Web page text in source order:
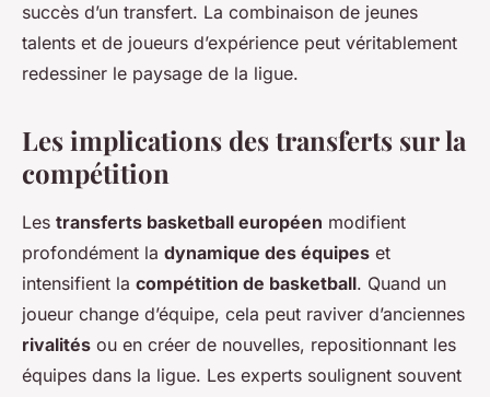
succès d’un transfert. La combinaison de jeunes
talents et de joueurs d’expérience peut véritablement
redessiner le paysage de la ligue.
Les implications des transferts sur la
compétition
Les transferts basketball européen modifient
profondément la dynamique des équipes et
intensifient la compétition de basketball. Quand un
joueur change d’équipe, cela peut raviver d’anciennes
rivalités ou en créer de nouvelles, repositionnant les
équipes dans la ligue. Les experts soulignent souvent